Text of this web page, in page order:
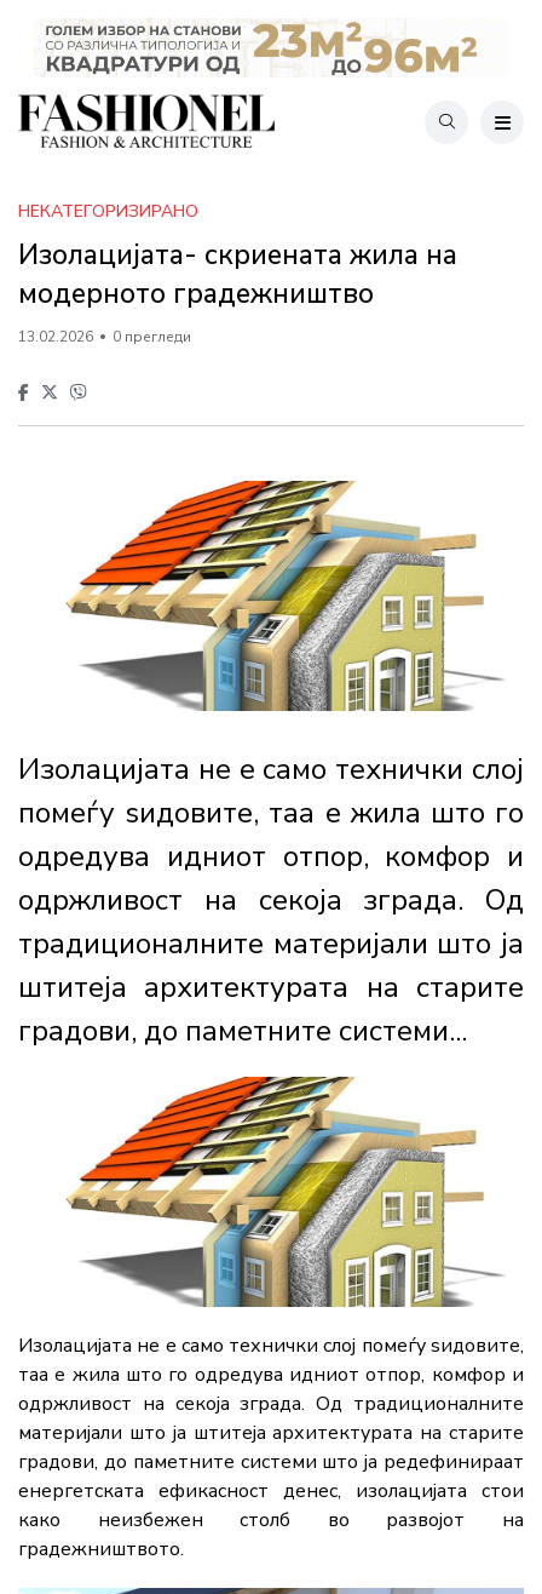
НЕКАТЕГОРИЗИРАНО
Изолацијата- скриената жила на
модерното градежништво
13.02.2026 0 прегледи
Изолацијата не е само технички слој
помеѓу ѕидовите, таа е жила што го
одредува идниот отпор, комфор и
одржливост на секоја зграда. Од
традиционалните материјали што ја
штитеја архитектурата на старите
градови, до паметните системи...
Изолацијата не е само технички слој помеѓу ѕидовите,
таа е жила што го одредува идниот отпор, комфор и
одржливост на секоја зграда. Од традиционалните
материјали што ја штитеја архитектурата на старите
градови, до паметните системи што ја редефинираат
енергетската ефикасност денес, изолацијата стои
како неизбежен столб во развојот на
градежништвото.